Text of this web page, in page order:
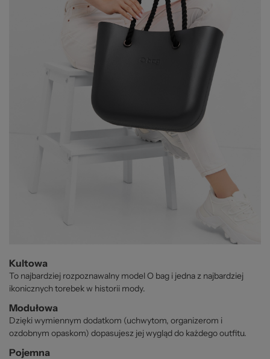
Kultowa
To najbardziej rozpoznawalny model O bag i jedna z najbardziej
ikonicznych torebek w historii mody.
Modułowa
Dzięki wymiennym dodatkom (uchwytom, organizerom i
ozdobnym opaskom) dopasujesz jej wygląd do każdego outfitu.
Pojemna